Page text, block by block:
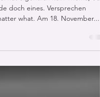
hat eigentlich kein Thema,
what. Am 18. November...